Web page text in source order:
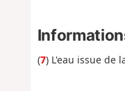
(7) L'eau issue de